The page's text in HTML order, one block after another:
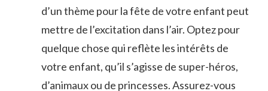
d’un thème‍ pour la ⁣fête de votre enfant peut
mettre de l’excitation dans l’air.⁣ Optez pour
quelque chose qui reflète ​les intérêts‌ de​
votre enfant, qu’il s’agisse de super-héros,
⁢d’animaux ou de princesses. Assurez-vous